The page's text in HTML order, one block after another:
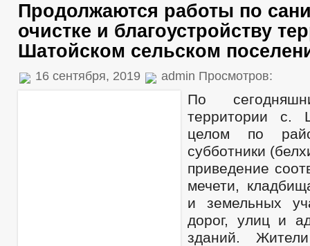
Продолжаются работы по
очистке и благоустройству
Шатойском сельском
16 сентября, 2019 admin Просмотров:
По
территории
целом по
субботники
приведение
мечети,
и земельных
дорог, улиц и
зданий.